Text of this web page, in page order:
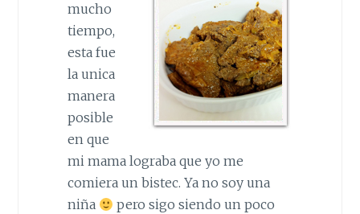
mucho
tiempo,
esta fue
la unica
manera
posible
en que
mi mama lograba que yo me
comiera un bistec. Ya no soy una
niña
pero sigo siendo un poco